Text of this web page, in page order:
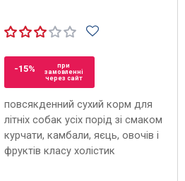
-15%
при
замовленні
через сайт
повсякденний сухий корм для
літніх собак усіх порід зі смаком
курчати, камбали, яєць, овочів і
фруктів класу холістик